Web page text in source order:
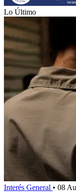
Lo Último
Interés General • 08